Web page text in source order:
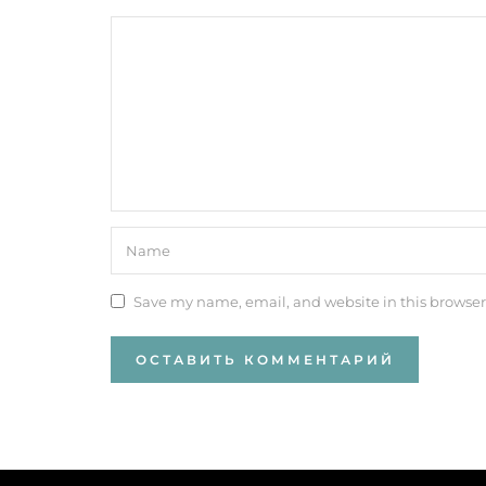
Save my name, email, and website in this